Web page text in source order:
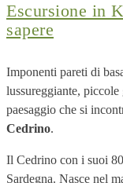
Escursione in
sapere
Imponenti pareti di
lussureggiante, piccole
paesaggio che si
Cedrino.
Il Cedrino con i suoi
Sardegna. Nasce nel